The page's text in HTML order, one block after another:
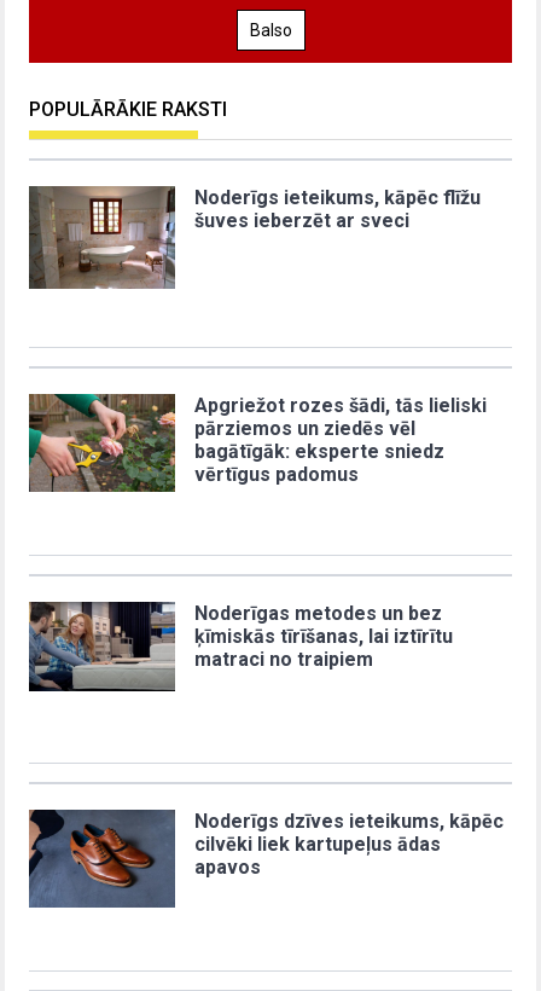
Balso
POPULĀRĀKIE RAKSTI
Noderīgs ieteikums, kāpēc flīžu
šuves ieberzēt ar sveci
Apgriežot rozes šādi, tās lieliski
pārziemos un ziedēs vēl
bagātīgāk: eksperte sniedz
vērtīgus padomus
Noderīgas metodes un bez
ķīmiskās tīrīšanas, lai iztīrītu
matraci no traipiem
Noderīgs dzīves ieteikums, kāpēc
cilvēki liek kartupeļus ādas
apavos